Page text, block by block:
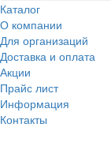
Каталог
О компании
Для организаций
Доставка и оплата
Акции
Прайс лист
Информация
Контакты